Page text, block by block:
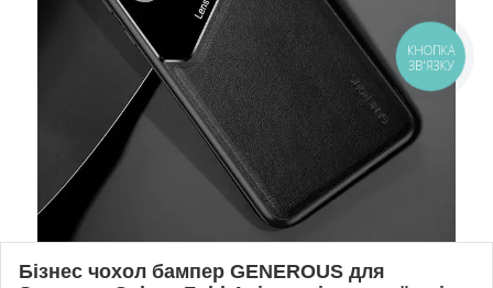
Бізнес чохол бампер GENEROUS для
КНОПКА
ЗВ'ЯЗКУ